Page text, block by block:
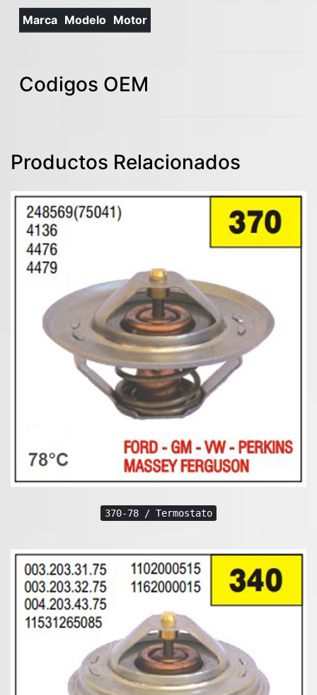
Marca Modelo Motor
Codigos OEM
Productos Relacionados
370-78 / Termostato